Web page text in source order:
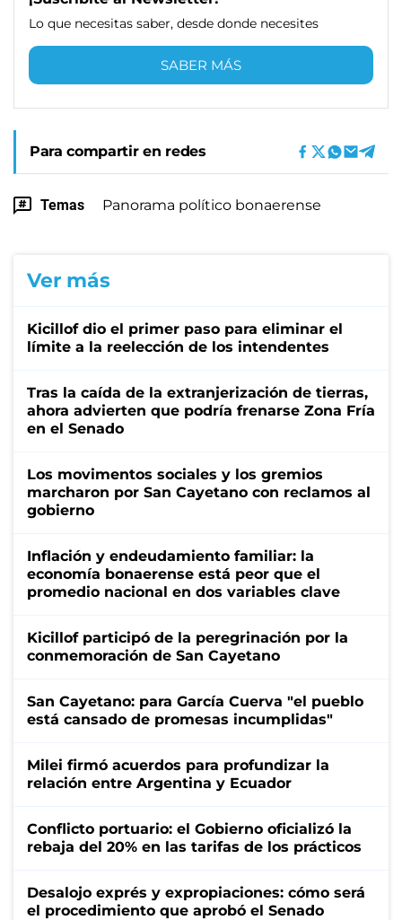
Lo que necesitas saber, desde donde necesites
SABER MÁS
Para compartir en redes
Temas Panorama político bonaerense
Ver más
Kicillof dio el primer paso para eliminar el
límite a la reelección de los intendentes
Tras la caída de la extranjerización de tierras,
ahora advierten que podría frenarse Zona Fría
en el Senado
Los movimentos sociales y los gremios
marcharon por San Cayetano con reclamos al
gobierno
Inflación y endeudamiento familiar: la
economía bonaerense está peor que el
promedio nacional en dos variables clave
Kicillof participó de la peregrinación por la
conmemoración de San Cayetano
San Cayetano: para García Cuerva "el pueblo
está cansado de promesas incumplidas"
Milei firmó acuerdos para profundizar la
relación entre Argentina y Ecuador
Conflicto portuario: el Gobierno oficializó la
rebaja del 20% en las tarifas de los prácticos
Desalojo exprés y expropiaciones: cómo será
el procedimiento que aprobó el Senado